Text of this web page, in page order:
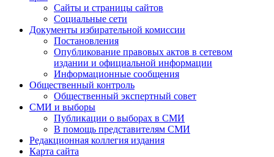
Сайты и страницы сайтов
Социальные сети
Документы избирательной комиссии
Постановления
Опубликование правовых актов в сетевом
издании и официальной информации
Информационные сообщения
Общественный контроль
Общественный экспертный совет
СМИ и выборы
Публикации о выборах в СМИ
В помощь представителям СМИ
Редакционная коллегия издания
Карта сайта